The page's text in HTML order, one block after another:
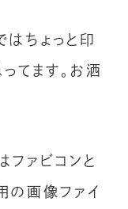
はちょっと印
てます。お洒
ファビコンと
の画像ファイ